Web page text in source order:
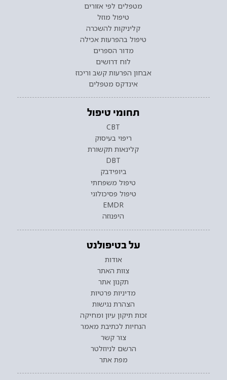
מטפלים לפי אזורים
טיפול מוזל
קליניקות להשכרה
טיפול בהפרעות אכילה
מדור הספרים
לוח דרושים
אבחון הפרעות קשב וריכוז
אינדקס מטפלים
תחומי טיפול
CBT
ריפוי בעיסוק
קלינאות תקשורת
DBT
ביופידבק
טיפול משפחתי
טיפול פסיכולוגי
EMDR
היפנוזה
על בטיפולנט
אודות
צוות האתר
תקנון אתר
מדיניות פרטיות
הצהרת נגישות
זכות תיקון עיון ומחיקה
הנחיות לכתיבת מאמר
צור קשר
הרשם לניוזלטר
מפת אתר